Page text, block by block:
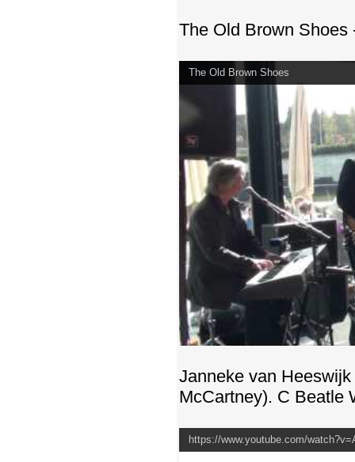
The Old Brown Shoes
The Old Brown Shoes
Janneke van
McCartney). С Beatle
https://www.youtube.com/